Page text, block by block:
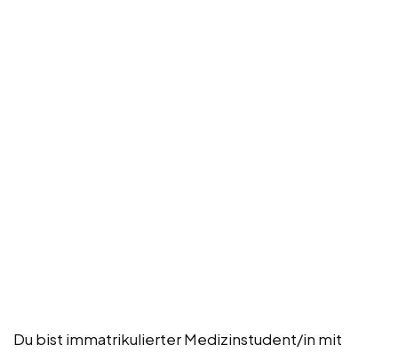
Du bist immatrikulierter Medizinstudent/in mit